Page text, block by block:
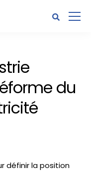
du
définir la position